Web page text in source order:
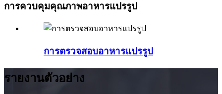
การควบคุมคุณภาพอาหารแปรรูป
การตรวจสอบอาหารแปรรูป
รายงานตัวอย่าง